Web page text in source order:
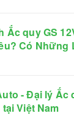
Ắc quy GS
Có Những
- Đại lý Ắc
Việt Nam